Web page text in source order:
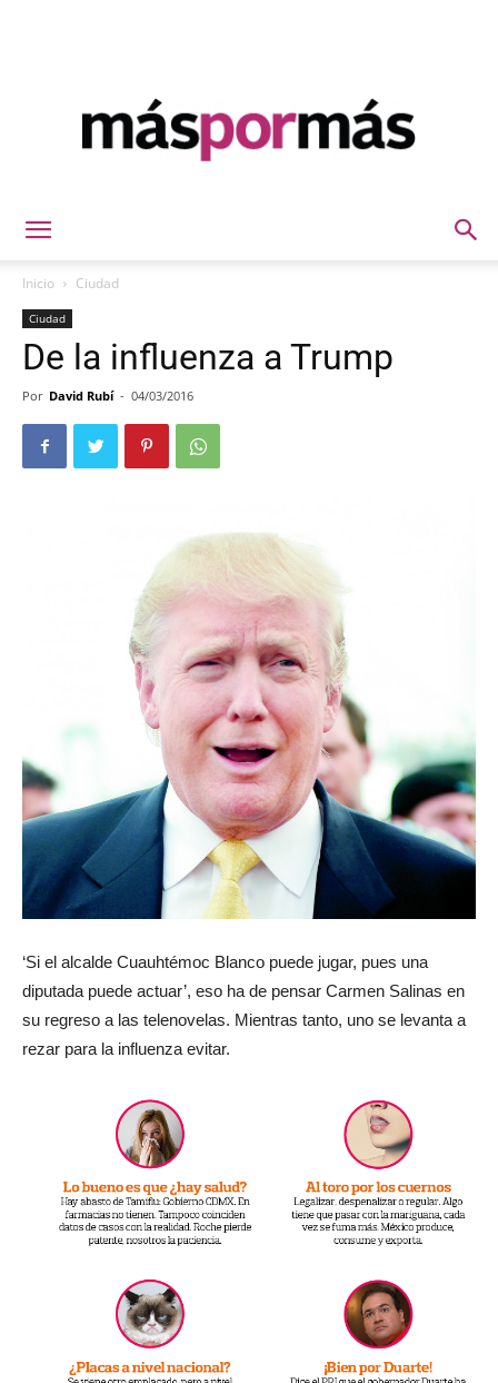
Inicio Ciudad
Ciudad
De la influenza a Trump
Por David Rubí - 04/03/2016
‘Si el alcalde Cuauhtémoc Blanco puede jugar, pues una
diputada puede actuar’, eso ha de pensar Carmen Salinas en
su regreso a las telenovelas. Mientras tanto, uno se levanta a
rezar para la influenza evitar.